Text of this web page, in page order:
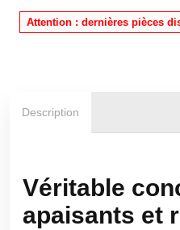
Attention : dernières pièces
Description
Véritable
apaisants et